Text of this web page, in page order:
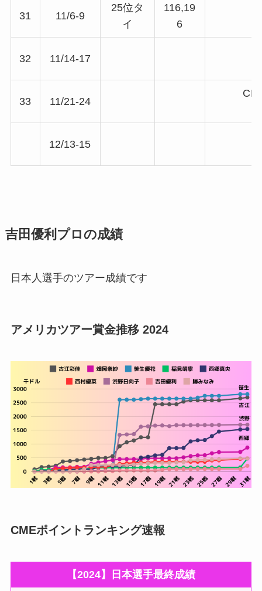
31 11/6-9
25位タ
イ
116,19
6
32 11/14-17
33 11/21-24
12/13-15
吉田優利プロの成績
日本人選手のツアー成績です
アメリカツアー賞金推移 2024
CMEポイントランキング速報
【2024】日本選手最終成績